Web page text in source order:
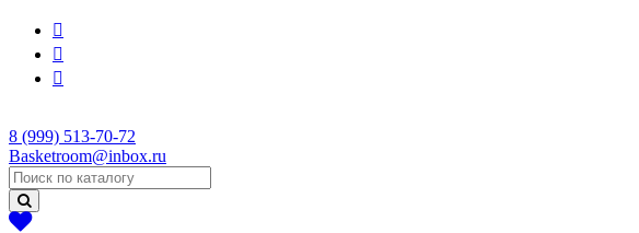
8 (999) 513-70-72
Basketroom@inbox.ru